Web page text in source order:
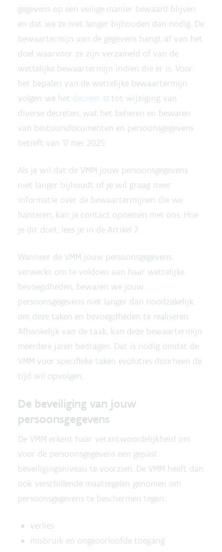
gegevens op een veilige manier bewaard blijven
en dat we ze niet langer bijhouden dan nodig. De
bewaartermijn van de gegevens hangt af van het
doel waarvoor ze zijn verzameld of van de
wettelijke bewaartermijn indien die er is. Voor
het bepalen van de wettelijke bewaartermijn
volgen we het decreet
tot wijziging van
diverse decreten, wat het beheren en bewaren
van bestuursdocumenten en persoonsgegevens
betreft van 17 mei 2025
Als je wil dat de VMM jouw persoonsgegevens
niet langer bijhoudt of je wil graag meer
informatie over de bewaartermijnen die we
hanteren, kan je contact opnemen met ons. Hoe
je dit doet, lees je in de Artikel 7.
Wanneer de VMM jouw persoonsgegevens
verwerkt om te voldoen aan haar wettelijke
bevoegdheden, bewaren we jouw
persoonsgegevens niet langer dan noodzakelijk
om deze taken en bevoegdheden te realiseren.
Afhankelijk van de taak, kan deze bewaartermijn
meerdere jaren bedragen. Dat is nodig omdat de
VMM voor specifieke taken evoluties doorheen de
tijd wil opvolgen.
De beveiliging van jouw
persoonsgegevens
De VMM erkent haar verantwoordelijkheid om
voor de persoonsgegevens een gepast
beveiligingsniveau te voorzien. De VMM heeft dan
ook verschillende maatregelen genomen om
persoonsgegevens te beschermen tegen:
verlies
misbruik en ongeoorloofde toegang